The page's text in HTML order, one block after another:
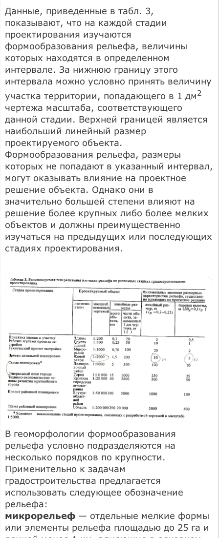
Данные, приведенные в табл. 3,
показывают, что на каждой стадии
проектирования изучаются
формообразования рельефа, величины
которых находятся в определенном
интервале. За нижнюю границу этого
интервала можно условно принять величину
участка территории, попадающего в 1 дм2
чертежа масштаба, соответствующего
данной стадии. Верхней границей является
наибольший линейный размер
проектируемого объекта.
Формообразования рельефа, размеры
которых не попадают в указанный интервал,
могут оказывать влияние на проектное
решение объекта. Однако они в
значительно большей степени влияют на
решение более крупных либо более мелких
объектов и должны преимущественно
изучаться на предыдущих или последующих
стадиях проектирования.
В геоморфологии формообразования
рельефа условно подразделяются на
несколько порядков по крупности.
Применительно к задачам
градостроительства предлагается
использовать следующее обозначение
рельефа:
микрорельеф — отдельные мелкие формы
или элементы рельефа площадью до 25 га и